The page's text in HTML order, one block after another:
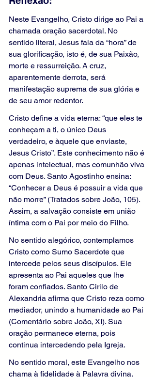
Neste Evangelho, Cristo dirige ao Pai a
chamada oração sacerdotal. No
sentido literal, Jesus fala da “hora” de
sua glorificação, isto é, de sua Paixão,
morte e ressurreição. A cruz,
aparentemente derrota, será
manifestação suprema de sua glória e
de seu amor redentor.
Cristo define a vida eterna: “que eles te
conheçam a ti, o único Deus
verdadeiro, e àquele que enviaste,
Jesus Cristo”. Este conhecimento não é
apenas intelectual, mas comunhão viva
com Deus. Santo Agostinho ensina:
“Conhecer a Deus é possuir a vida que
não morre” (Tratados sobre João, 105).
Assim, a salvação consiste em união
íntima com o Pai por meio do Filho.
No sentido alegórico, contemplamos
Cristo como Sumo Sacerdote que
intercede pelos seus discípulos. Ele
apresenta ao Pai aqueles que lhe
foram confiados. Santo Cirilo de
Alexandria afirma que Cristo reza como
mediador, unindo a humanidade ao Pai
(Comentário sobre João, XI). Sua
oração permanece eterna, pois
continua intercedendo pela Igreja.
No sentido moral, este Evangelho nos
chama à fidelidade à Palavra divina.